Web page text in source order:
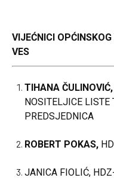
VIJEĆNICI
VES
TIHANA ČULINOVIĆ,
NOSITELJICE LISTE
PREDSJEDNICA
ROBERT POKAS,
JANICA FIOLIĆ,